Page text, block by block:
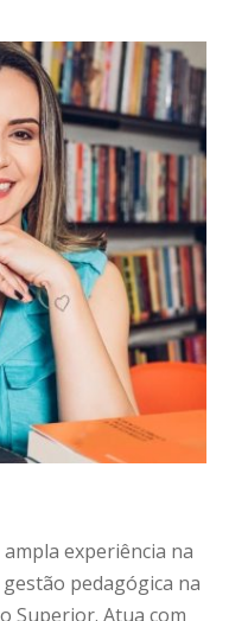
experiência na
pedagógica na
Superior. Atua com